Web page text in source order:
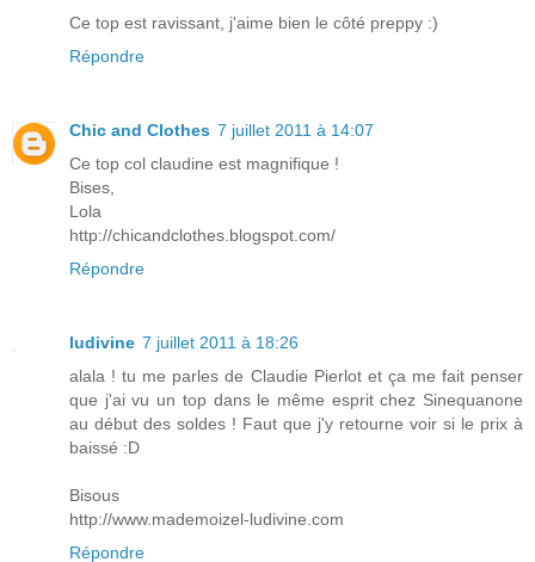
Ce top est ravissant, j'aime bien le côté preppy :)
Répondre
Chic and Clothes 7 juillet 2011 à 14:07
Ce top col claudine est magnifique !
Bises,
Lola
http://chicandclothes.blogspot.com/
Répondre
ludivine 7 juillet 2011 à 18:26
alala ! tu me parles de Claudie Pierlot et ça me fait penser
que j'ai vu un top dans le même esprit chez Sinequanone
au début des soldes ! Faut que j'y retourne voir si le prix à
baissé :D
Bisous
http://www.mademoizel-ludivine.com
Répondre